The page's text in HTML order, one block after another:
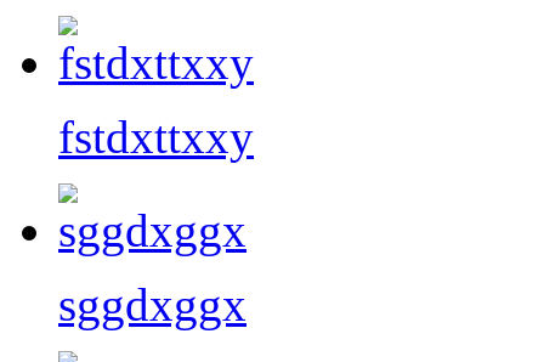
fstdxttxxy
sggdxggx